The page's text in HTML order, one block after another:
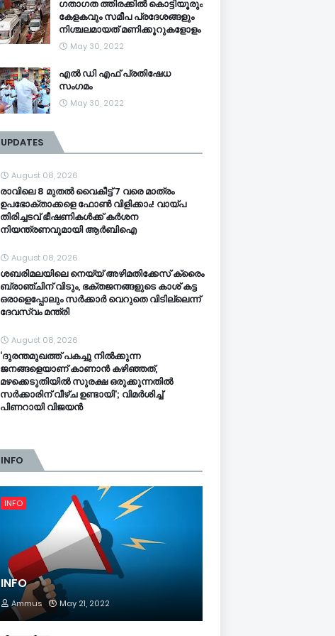
ഗതാഗത ത്തിരക്കിൽ കൊട്ടിയൂരും
കേളകവും സമീപ പ്രദേശങ്ങളും
നിശ്ചലമായത് മണിക്കൂറുകളോളം
May 30, 2022
എൽ ഡി എഫ് പ്രതിഷേധ
സംഗമം
May 30, 2022
UPDATES
August 08, 2026
രാവിലെ 8 മുതൽ വൈകീട്ട് 7 വരെ മാത്രം
ഉപഭോക്താക്കളെ ഫോൺ വിളിക്കാം! വായ്പ
തിരിച്ചടവ് ഭീഷണികൾക്ക് കർശന
നിയന്ത്രണവുമായി ആർബിഐ
August 08, 2026
ശബരിമലയിലെ നെയ്യ് അഴിമതിക്കേസ് ക്രൈം
ബ്രാഞ്ചിന് വിടും, ഭക്തജനങ്ങളുടെ കാശ് കട്ട
ഒരാളെപ്പോലും സർക്കാർ വെറുതെ വിടില്ലെന്ന്
ദേവസ്വം മന്ത്രി
August 08, 2026
‘ദുരന്തമുഖത്ത് പകച്ചു നിൽക്കുന്ന
ജനങ്ങളെയാണ് കാണാൻ കഴിഞ്ഞത്,
മഴക്കെടുതിയിൽ സുരക്ഷ ഒരുക്കുന്നതിൽ
സർക്കാരിന് വീഴ്ച ഉണ്ടായി’; വിമർശിച്ച്
പിണറായി വിജയൻ
INFO
INFO
INFO
Ammus May 21, 2022